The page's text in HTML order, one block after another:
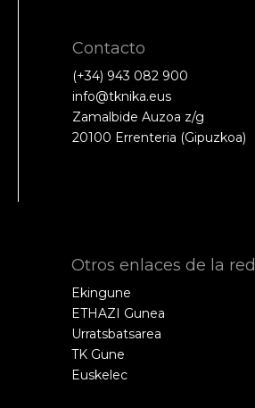
Contacto
(+34) 943 082 900
info@tknika.eus
Zamalbide Auzoa z/g
20100 Errenteria (Gipuzkoa)
Otros enlaces de la red
Ekingune
ETHAZI Gunea
Urratsbatsarea
TK Gune
Euskelec